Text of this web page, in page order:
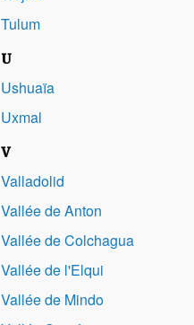
Tulum
U
Ushuaïa
Uxmal
V
Valladolid
Vallée de Anton
Vallée de Colchagua
Vallée de l'Elqui
Vallée de Mindo